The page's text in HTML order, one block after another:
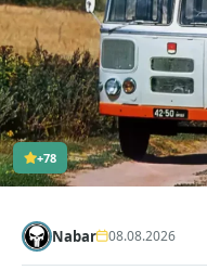
+78
Nabar 08.08.2026